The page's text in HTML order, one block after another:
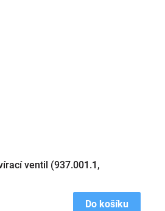
ventil (937.001.1,
Do košíku